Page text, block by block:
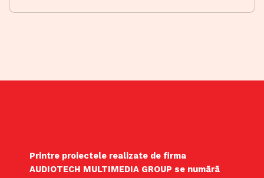
Printre proiectele realizate de firma
AUDIOTECH MULTIMEDIA GROUP se numãrã